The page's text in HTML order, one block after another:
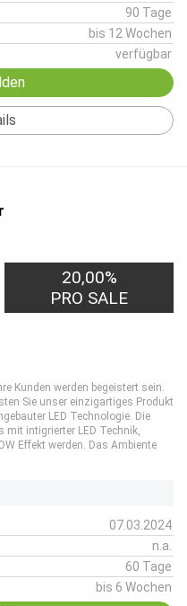
90 Tage
bis 12 Wochen
verfügbar
20,00%
PRO SALE
Kunden werden begeistert sein.
Sie unser einzigartiges Produkt
LED Technologie. Die
mit intigrierter LED Technik,
Effekt werden. Das Ambiente
07.03.2024
n.a.
60 Tage
bis 6 Wochen